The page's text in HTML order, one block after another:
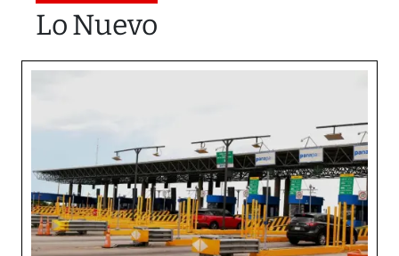
Lo Nuevo